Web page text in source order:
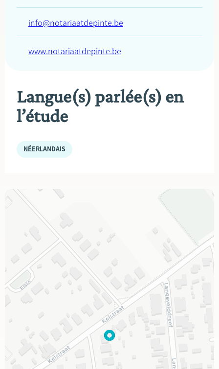
info@notariaatdepinte.be
www.notariaatdepinte.be
Langue(s) parlée(s) en
l’étude
NÉERLANDAIS